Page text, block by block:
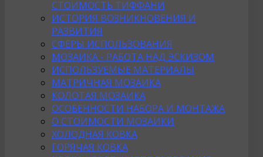
СТОИМОСТЬ ТИФФАНИ
ИСТОРИЯ ВОЗНИКНОВЕНИЯ И
РАЗВИТИЯ
СФЕРЫ ИСПОЛЬЗОВАНИЯ
МОЗАИКА - РАБОТА НАД ЭСКИЗОМ
ИСПОЛЬЗУЕМЫЕ МАТЕРИАЛЫ
МАТРИЧНАЯ МОЗАИКА
КОЛОТАЯ МОЗАИКА
ОСОБЕННОСТИ НАБОРА И МОНТАЖА
О СТОИМОСТИ МОЗАИКИ
ХОЛОДНАЯ КОВКА
ГОРЯЧАЯ КОВКА